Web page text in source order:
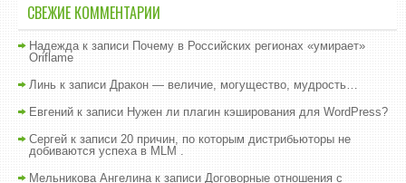
СВЕЖИЕ КОММЕНТАРИИ
Надежда к записи Почему в Российских регионах «умирает»
Oriflame
Линь к записи Дракон — величие, могущество, мудрость…
Евгений к записи Нужен ли плагин кэширования для WordPress?
Сергей к записи 20 причин, по которым дистрибьюторы не
добиваются успеха в MLM .
Мельникова Ангелина к записи Договорные отношения с